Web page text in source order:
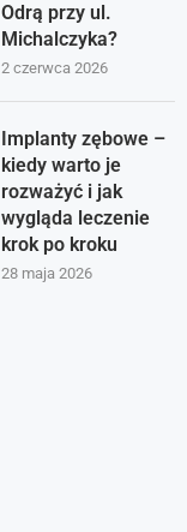
Odrą przy ul.
Michalczyka?
2 czerwca 2026
Implanty zębowe –
kiedy warto je
rozważyć i jak
wygląda leczenie
krok po kroku
28 maja 2026